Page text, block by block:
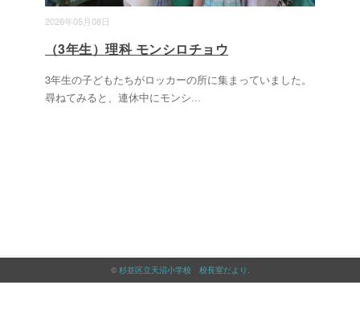
2026年05月08日
（3年生）理科 モンシロチョウ
3年生の子どもたちがロッカーの所に集まっていました。
尋ねてみると、連休中にモンシ...
© 杉並区立天沼小学校 校長室だより .